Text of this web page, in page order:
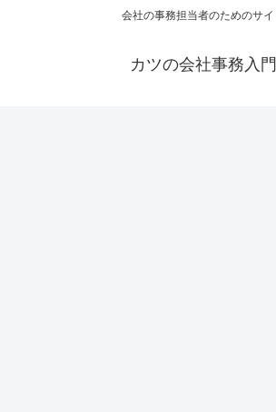
会社の事務担当者のためのサイ
カツの会社事務入門